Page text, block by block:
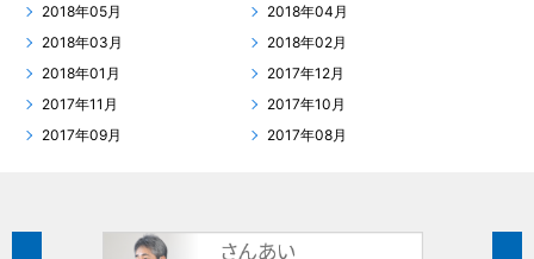
2018年05月
2018年04月
2018年03月
2018年02月
2018年01月
2017年12月
2017年11月
2017年10月
2017年09月
2017年08月